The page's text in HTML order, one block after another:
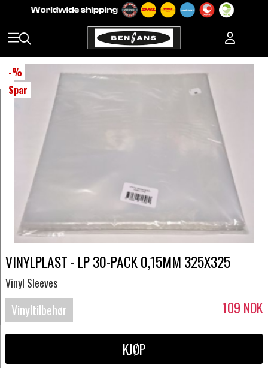
-%
Spar
VINYLPLAST - LP 30-PACK 0,15MM 325X325
Vinyl Sleeves
Vinyltilbehør 109 NOK
KJØP